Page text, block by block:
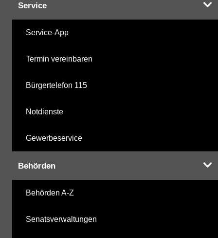
Service
Service-App
Termin vereinbaren
Bürgertelefon 115
Notdienste
Gewerbeservice
Behörden
Behörden A-Z
Senatsverwaltungen